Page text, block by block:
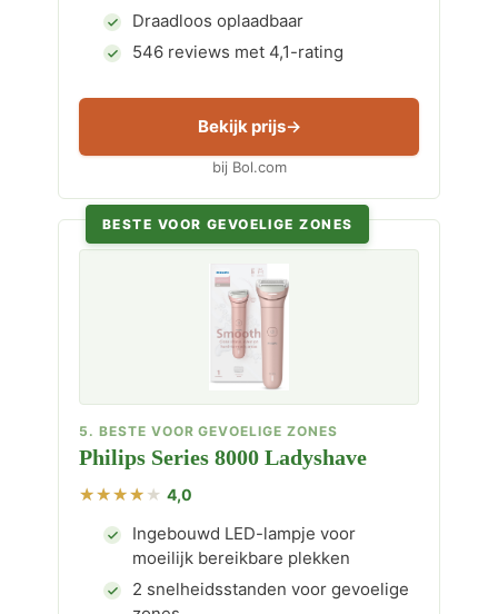
Draadloos oplaadbaar
546 reviews met 4,1-rating
Bekijk prijs
bij Bol.com
BESTE VOOR GEVOELIGE ZONES
5. BESTE VOOR GEVOELIGE ZONES
Philips Series 8000 Ladyshave
4,0
Ingebouwd LED-lampje voor
moeilijk bereikbare plekken
2 snelheidsstanden voor gevoelige